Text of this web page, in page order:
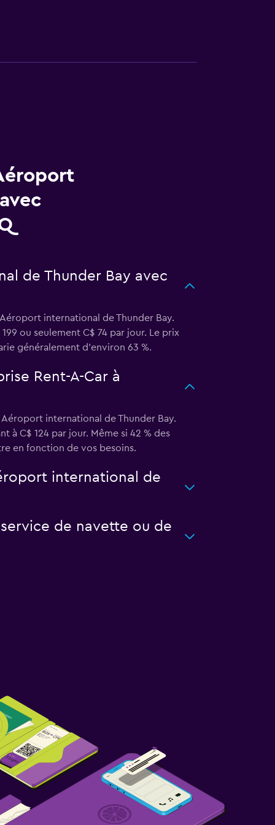
de Thunder Bay avec
international de Thunder Bay.
ou seulement C$ 74 par jour. Le prix
généralement d'environ 63 %.
Rent-A-Car à
international de Thunder Bay.
C$ 124 par jour. Même si 42 % des
en fonction de vos besoins.
international de
de navette ou de